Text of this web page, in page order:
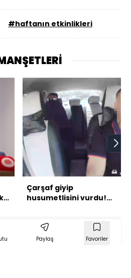
#haftanın etkinlikleri
Çarşaf giyip
husumetlisini vurdu!
Paylaş Favoriler